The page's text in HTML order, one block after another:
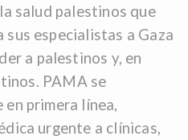
salud palestinos que
especialistas a Gaza
a palestinos y, en
PAMA se
primera línea,
urgente a clínicas,